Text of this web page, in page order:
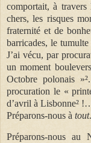
comportait, à travers
chers, les risques
fraternité et de
barricades, le
J’ai vécu, par
un moment
Octobre polonais
procuration le «
d’avril à Lisbonne²
Préparons-nous à tout.
Préparons-nous au